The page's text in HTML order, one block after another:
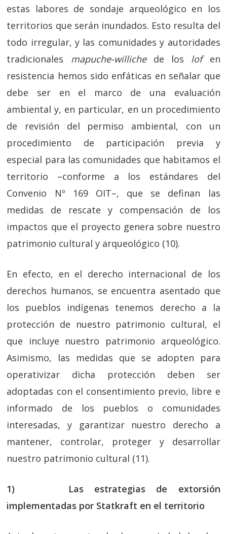
estas labores de sondaje arqueológico en los
territorios que serán inundados. Esto resulta del
todo irregular, y las comunidades y autoridades
tradicionales mapuche-williche de los lof en
resistencia hemos sido enfáticas en señalar que
debe ser en el marco de una evaluación
ambiental y, en particular, en un procedimiento
de revisión del permiso ambiental, con un
procedimiento de participación previa y
especial para las comunidades que habitamos el
territorio –conforme a los estándares del
Convenio Nº 169 OIT–, que se definan las
medidas de rescate y compensación de los
impactos que el proyecto genera sobre nuestro
patrimonio cultural y arqueológico (10).
En efecto, en el derecho internacional de los
derechos humanos, se encuentra asentado que
los pueblos indígenas tenemos derecho a la
protección de nuestro patrimonio cultural, el
que incluye nuestro patrimonio arqueológico.
Asimismo, las medidas que se adopten para
operativizar dicha protección deben ser
adoptadas con el consentimiento previo, libre e
informado de los pueblos o comunidades
interesadas, y garantizar nuestro derecho a
mantener, controlar, proteger y desarrollar
nuestro patrimonio cultural (11).
1) Las estrategias de extorsión
implementadas por Statkraft en el territorio